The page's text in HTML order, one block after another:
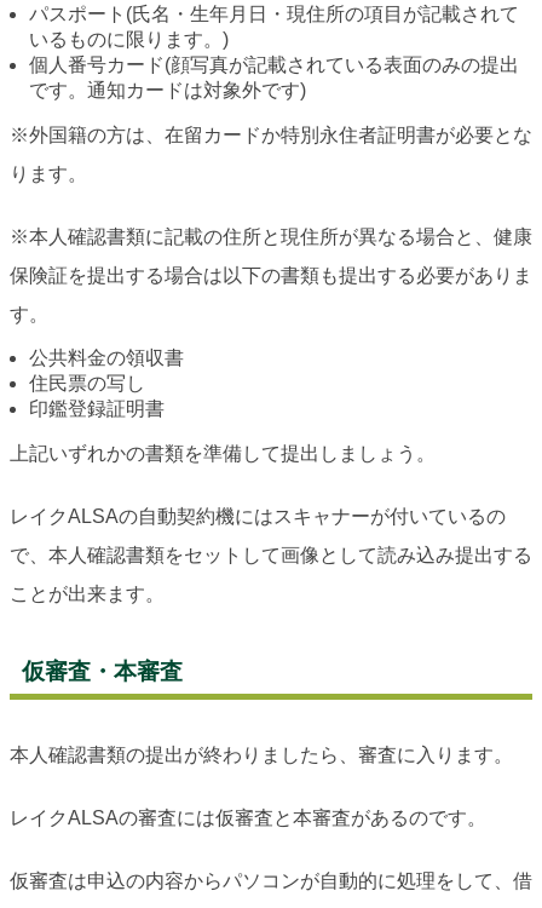
パスポート(氏名・生年月日・現住所の項目が記載されて
いるものに限ります。)
個人番号カード(顔写真が記載されている表面のみの提出
です。通知カードは対象外です)
※外国籍の方は、在留カードか特別永住者証明書が必要とな
ります。
※本人確認書類に記載の住所と現住所が異なる場合と、健康
保険証を提出する場合は以下の書類も提出する必要がありま
す。
公共料金の領収書
住民票の写し
印鑑登録証明書
上記いずれかの書類を準備して提出しましょう。
レイクALSAの自動契約機にはスキャナーが付いているの
で、本人確認書類をセットして画像として読み込み提出する
ことが出来ます。
仮審査・本審査
本人確認書類の提出が終わりましたら、審査に入ります。
レイクALSAの審査には仮審査と本審査があるのです。
仮審査は申込の内容からパソコンが自動的に処理をして、借